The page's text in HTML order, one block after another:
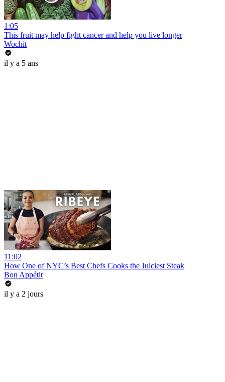
1:05
This fruit may help fight cancer and help you live longer
Wochit
il y a 5 ans
11:02
How One of NYC’s Best Chefs Cooks the Juiciest Steak
Bon Appétit
il y a 2 jours